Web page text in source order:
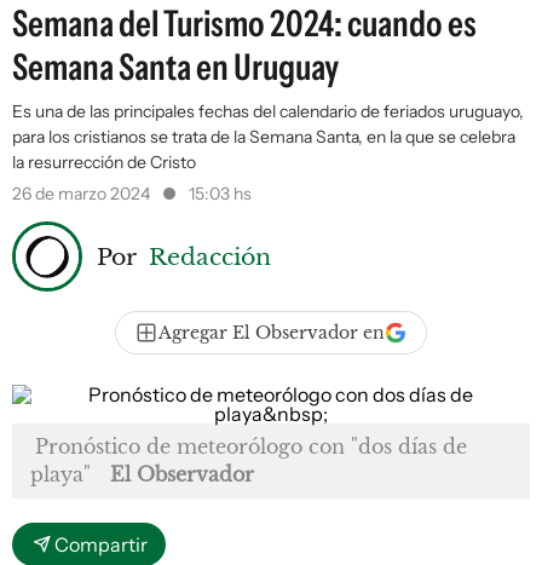
Semana del Turismo 2024: cuando es
Semana Santa en Uruguay
Es una de las principales fechas del calendario de feriados uruguayo,
para los cristianos se trata de la Semana Santa, en la que se celebra
la resurrección de Cristo
26 de marzo 2024
15:03 hs
Por Redacción
Agregar El Observador en
Pronóstico de meteorólogo con "dos días de
playa"
El Observador
Compartir